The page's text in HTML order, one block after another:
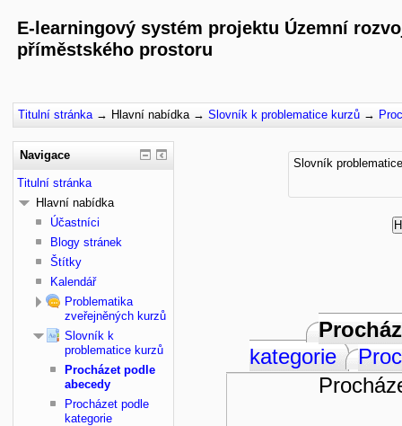
E-learningový systém projektu Územní
příměstského prostoru
Titulní stránka → Hlavní nabídka → Slovník k problematice kurzů →
Slovník
kategorie
Navigace
Titulní stránka
Hlavní nabídka
Účastníci
Blogy stránek
Štítky
Kalendář
Problematika
zveřejněných kurzů
Slovník k
problematice kurzů
Procházet podle
abecedy
Procházet podle
kategorie